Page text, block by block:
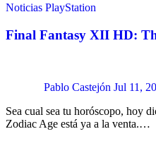
Noticias PlayStation
Final Fantasy XII HD:
Pablo Castejón Jul 11,
Sea cual sea tu horóscopo, hoy
Zodiac Age está ya a la venta.…